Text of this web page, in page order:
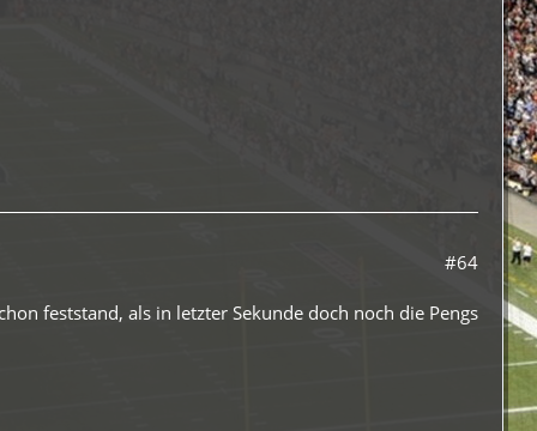
#64
feststand, als in letzter Sekunde doch noch die Pengs